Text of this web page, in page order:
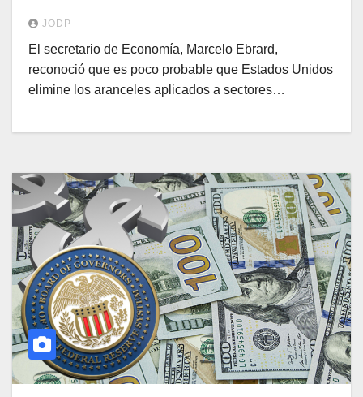
JODP
El secretario de Economía, Marcelo Ebrard,
reconoció que es poco probable que Estados Unidos
elimine los aranceles aplicados a sectores…